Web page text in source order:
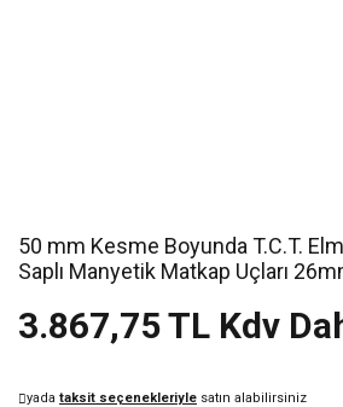
50 mm Kesme Boyunda T.C.T.
Saplı Manyetik Matkap Uçları
3.867,75 TL Kdv
yada taksit seçenekleriyle satın alabilirsiniz